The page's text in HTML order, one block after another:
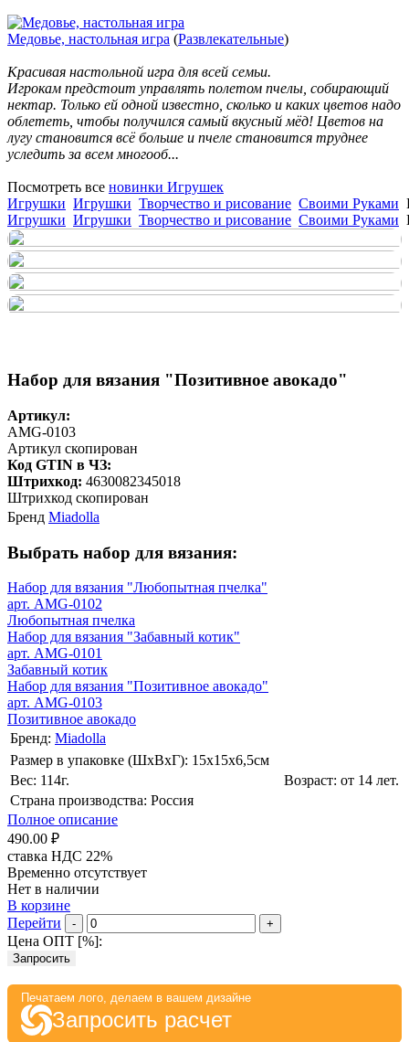
Медовье, настольная игра (Развлекательные)
Красивая настольной игра для всей семьи.
Игрокам предстоит управлять полетом пчелы, собирающий
нектар. Только ей одной известно, сколько и каких цветов надо
облететь, чтобы получился самый вкусный мёд! Цветов на
лугу становится всё больше и пчеле становится труднее
уследить за всем многооб...
Посмотреть все новинки Игрушек
Игрушки Игрушки Творчество и рисование Своими Руками
Игрушки Игрушки Творчество и рисование Своими Руками
Набор для вязания "Позитивное авокадо"
Артикул:
AMG-0103
Артикул скопирован
Код GTIN в ЧЗ:
Штрихкод: 4630082345018
Штрихкод скопирован
Бренд Miadolla
Выбрать набор для вязания:
Набор для вязания "Любопытная пчелка"
арт. AMG-0102
Любопытная пчелка
Набор для вязания "Забавный котик"
арт. AMG-0101
Забавный котик
Набор для вязания "Позитивное авокадо"
арт. AMG-0103
Позитивное авокадо
Бренд: Miadolla
Размер в упаковке (ШхВxГ): 15х15х6,5cм
Вес: 114г.
Возраст: от 14 лет.
Страна производства: Россия
Полное описание
490.00 ₽
ставка НДС 22%
Временно отсутствует
Нет в наличии
В корзине
Перейти
- +
Цена ОПТ [%]:
Запросить
Печатаем лого, делаем в вашем дизайне
Запросить расчет